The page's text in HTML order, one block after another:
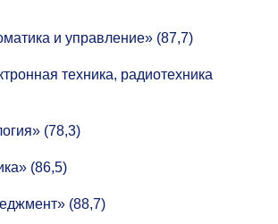
и управление» (87,7)
техника, радиотехника
(78,3)
(86,5)
(88,7)